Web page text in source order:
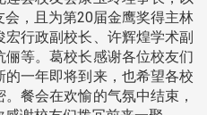
，且为第20届金鹰奖得主林
行政副校长、许辉煌学术副
等。葛校长感谢各位校友们
一年即将到来，也希望各校
餐会在欢愉的气氛中结束，